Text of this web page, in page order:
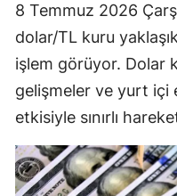
8 Temmuz 2026
dolar/TL kuru
işlem görüyor. Dolar
gelişmeler ve yurt içi
etkisiyle sınırlı